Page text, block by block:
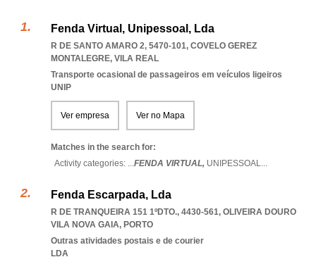
Fenda Virtual, Unipessoal, Lda
R DE SANTO AMARO 2, 5470-101, COVELO GEREZ
MONTALEGRE, VILA REAL
Transporte ocasional de passageiros em veículos ligeiros
UNIP
Ver empresa Ver no Mapa
Matches in the search for:
Activity categories: ...FENDA VIRTUAL, UNIPESSOAL...
Fenda Escarpada, Lda
R DE TRANQUEIRA 151 1ºDTO., 4430-561, OLIVEIRA DOURO
VILA NOVA GAIA, PORTO
Outras atividades postais e de courier
LDA